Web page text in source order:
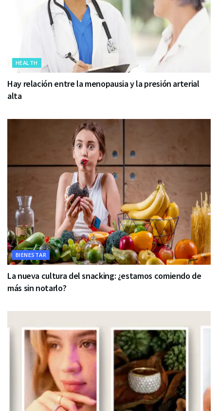
HEALTH
Hay relación entre la menopausia y la presión arterial
alta
BIENESTAR
La nueva cultura del snacking: ¿estamos comiendo de
más sin notarlo?